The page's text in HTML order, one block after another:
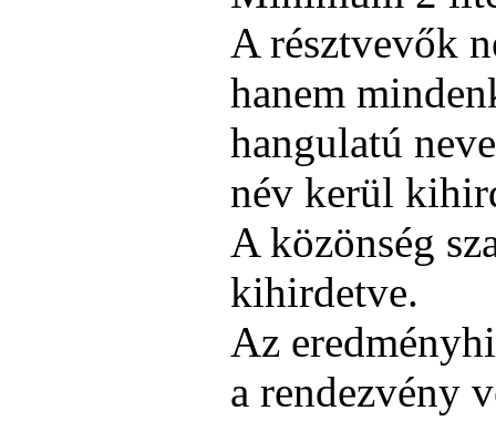
A résztvevők
hanem
hangulatú
név kerül
A közönség
kihirdetve.
Az
a rendezvény